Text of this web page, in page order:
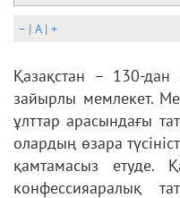
– | A| +
Қазақстан – 130-дан
зайырлы мемлекет.
ұлттар арасындағы
олардың өзара
қамтамасыз етуде.
конфессияаралық